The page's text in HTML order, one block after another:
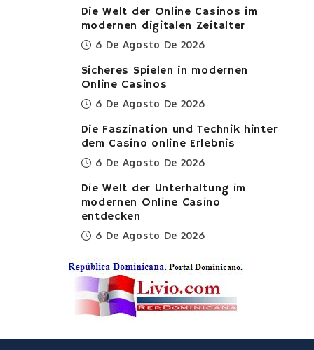
Die Welt der Online Casinos im
modernen digitalen Zeitalter
6 De Agosto De 2026
Sicheres Spielen in modernen
Online Casinos
6 De Agosto De 2026
Die Faszination und Technik hinter
dem Casino online Erlebnis
6 De Agosto De 2026
Die Welt der Unterhaltung im
modernen Online Casino
entdecken
6 De Agosto De 2026